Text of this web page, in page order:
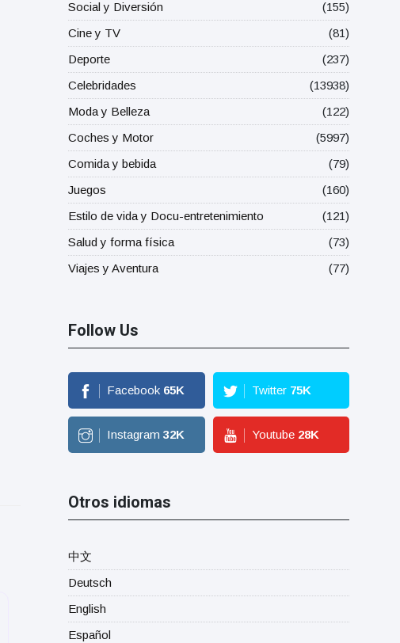
Social y Diversión
(155)
Cine y TV
(81)
Deporte
(237)
Celebridades
(13938)
Moda y Belleza
(122)
Coches y Motor
(5997)
Comida y bebida
(79)
Juegos
(160)
Estilo de vida y Docu-entretenimiento
(121)
Salud y forma física
(73)
Viajes y Aventura
(77)
Follow Us
Facebook 65K Twitter 75K
Instagram 32K Youtube 28K
Otros idiomas
中文
Deutsch
English
Español